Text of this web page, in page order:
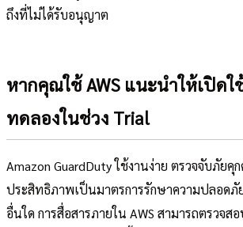
ถึงที่ไม่ได้รับอนุญาต
หากคุณใช้ AWS แนะนำให้เปิดใ
ทดลองในช่วง Trial
Amazon GuardDuty ใช้งานง่าย ตรวจจับภัยคุ
ประสิทธิภาพเป็นมาตรการรักษาความปลอด
อื่นใด การสื่อสารภายใน AWS สามารถตรวจส